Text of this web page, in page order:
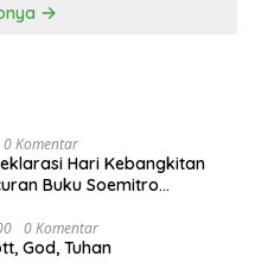
0 Komentar
Hari Kebangkitan
Buku Soemitro
Simposium Nasional
Nasional dan
0 Komentar
God, Tuhan